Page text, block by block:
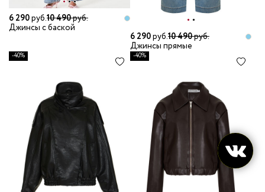
6 290руб.10 490руб.
Джинсы с баской
6 290руб.10 490руб.
Джинсы прямые
-40% -40%